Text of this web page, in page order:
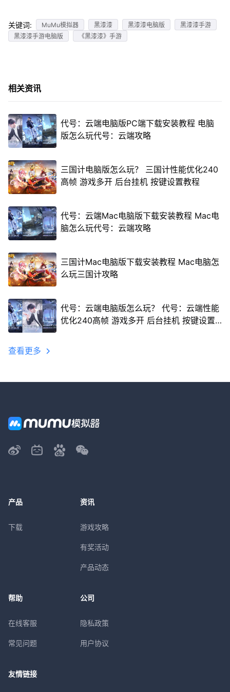
关键词: MuMu模拟器 黑漆漆 黑漆漆电脑版
黑漆漆手游
黑漆漆手游电脑版
《黑漆漆》手游
相关资讯
代号：云端电脑版PC端下载安装教程 电脑
版怎么玩代号：云端攻略
三国计电脑版怎么玩？ 三国计性能优化240
高帧 游戏多开 后台挂机 按键设置教程
代号：云端Mac电脑版下载安装教程 Mac电
脑怎么玩代号：云端攻略
三国计Mac电脑版下载安装教程 Mac电脑怎
么玩三国计攻略
代号：云端电脑版怎么玩？ 代号：云端性能
优化240高帧 游戏多开 后台挂机 按键设置
查看更多
产品
下载
资讯
游戏攻略
有奖活动
产品动态
帮助
在线客服
常见问题
公司
隐私政策
用户协议
友情链接